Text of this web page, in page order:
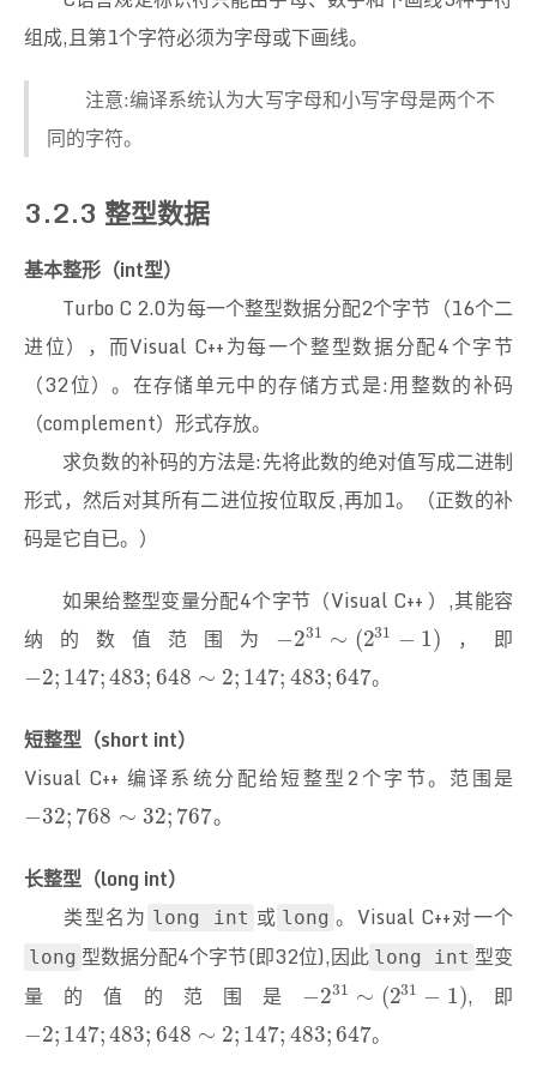
组成,且第1个字符必须为字母或下画线。
注意:编译系统认为大写字母和小写字母是两个不
同的字符。
3.2.3 整型数据
基本整形（int型）
Turbo C 2.0为每一个整型数据分配2个字节（16个二
进位），而Visual C++为每一个整型数据分配4个字节
（32位）。在存储单元中的存储方式是:用整数的补码
（complement）形式存放。
求负数的补码的方法是:先将此数的绝对值写成二进制
形式，然后对其所有二进位按位取反,再加1。（正数的补
码是它自已。）
如果给整型变量分配4个字节（Visual C++ ）,其能容
纳的数值范围为
−231 ∼ (231 − 1)
−231 ∼(231− 1) ，即
−2; 147; 483; 648 ∼ 2; 147; 483;647
−2;147;483;648∼2 ;147;483;647
。
短整型（short int）
Visual C++ 编译系统分配给短整型2个字节。范围是
−32; 768 ∼ 32; 767
−32;768∼ 32 ;767
。
长整型（long int）
类型名为 long int 或 long 。Visual C++对一个
long 型数据分配4个字节(即32位),因此 long int 型变
量的值的范围是
−231 ∼ (231 − 1)
−231 ∼(231− 1) ,即
−2; 147; 483; 648 ∼ 2; 147; 483;647
−2;147;483;648∼2 ;147;483;647
。